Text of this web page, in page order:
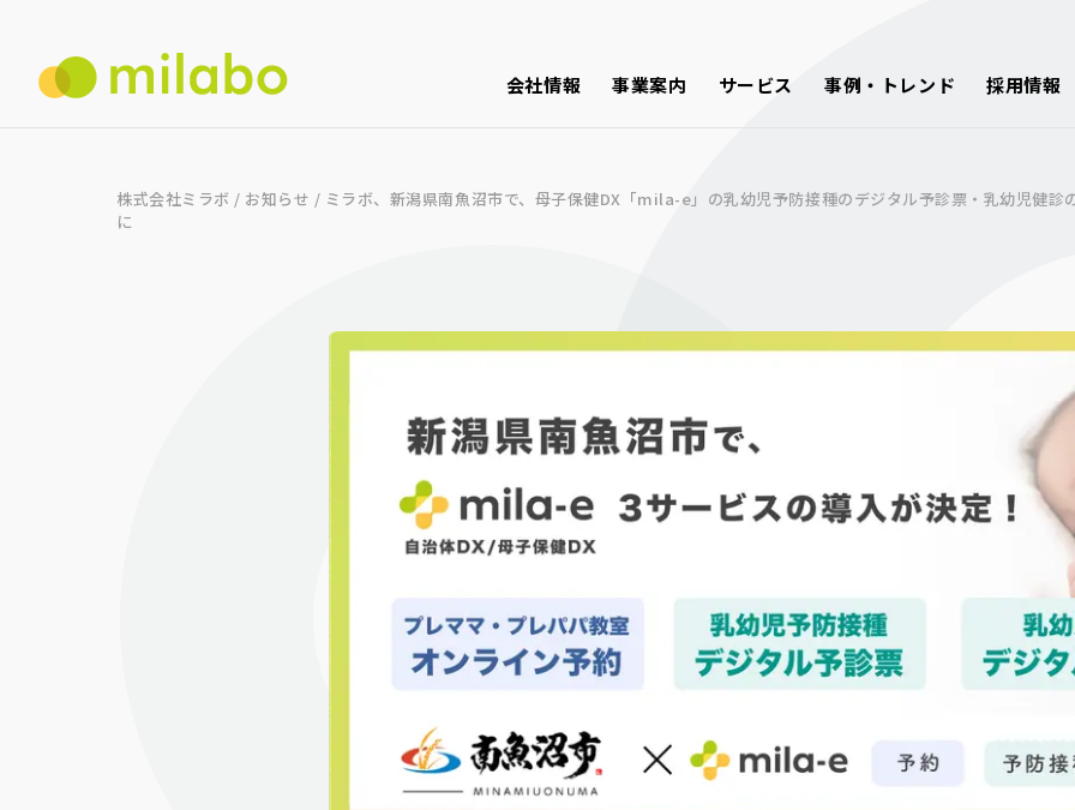
会社情報 事業案内 サービス 事例・トレンド 採用情報
株式会社ミラボ / お知らせ / ミラボ、新潟県南魚沼市で、母子保健DX「mila-e」の乳幼児予防接種のデジタル予診票・乳幼児健
に